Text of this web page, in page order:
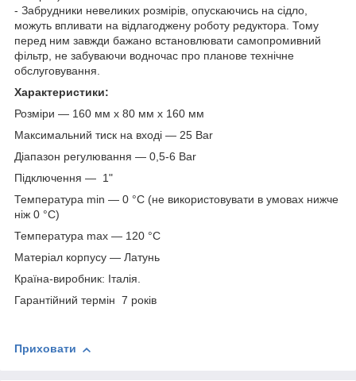
- Забрудники невеликих розмірів, опускаючись на сідло,
можуть впливати на відлагоджену роботу редуктора. Тому
перед ним завжди бажано встановлювати самопромивний
фільтр, не забуваючи водночас про планове технічне
обслуговування.
Характеристики:
Розміри — 160 мм х 80 мм х 160 мм
Максимальний тиск на вході — 25 Bar
Діапазон регулювання — 0,5-6 Bar
Підключення — 1"
Температура min — 0 °C (не використовувати в умовах нижче
ніж 0 °С)
Температура max — 120 °С
Матеріал корпусу — Латунь
Країна-виробник: Італія.
Гарантійний термін 7 років
Приховати